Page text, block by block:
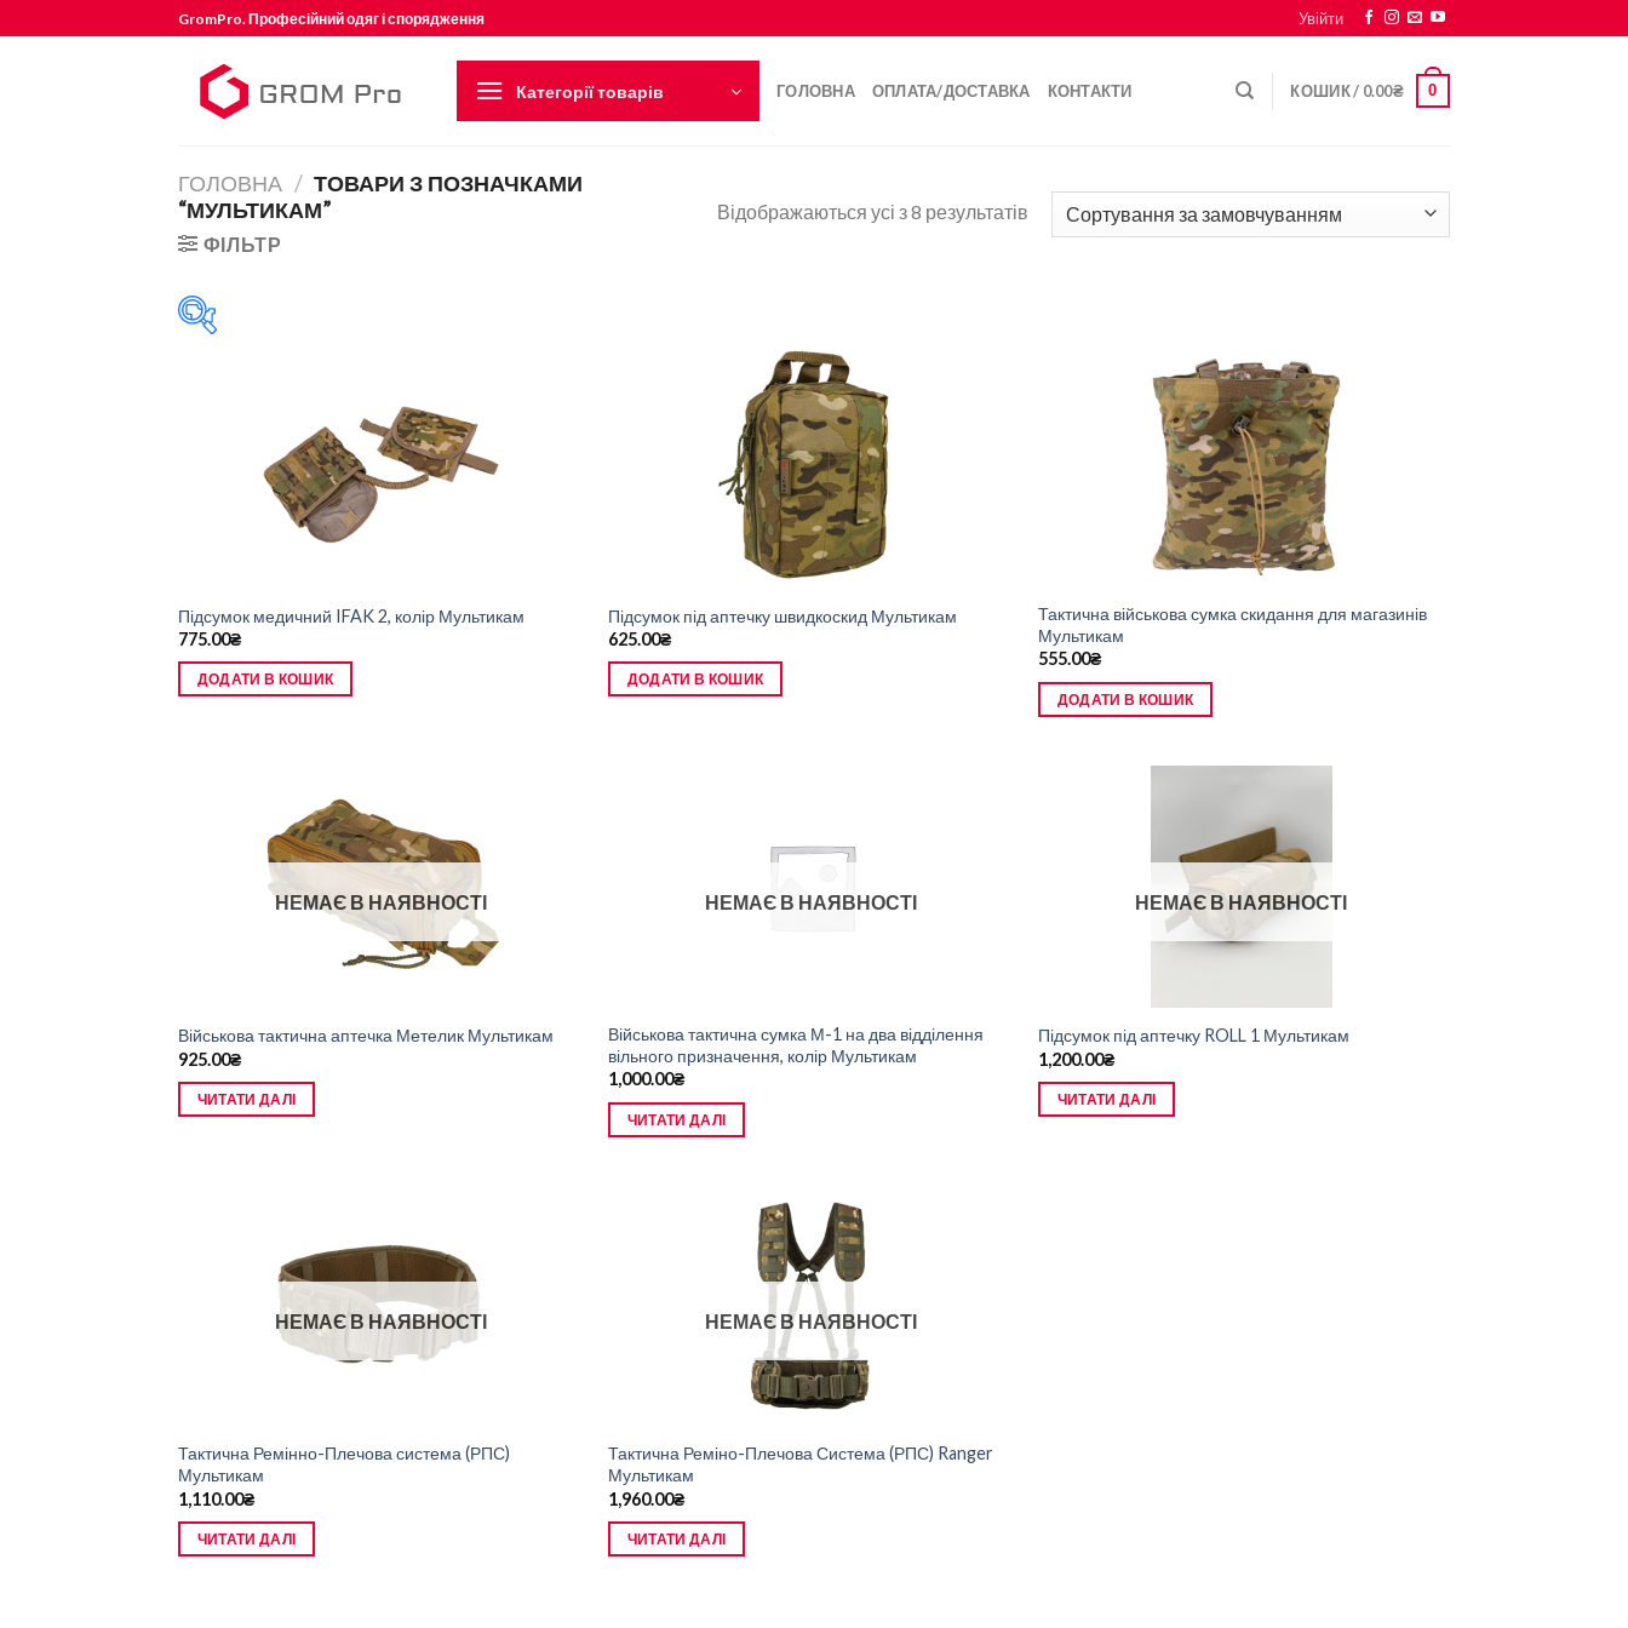
to
GromPro. Професійний одяг і спорядження Увійти
Категорії товарів ГОЛОВНА ОПЛАТА/ДОСТАВКА КОНТАКТИ КОШИК / 0.00₴ 0
ГОЛОВНА / ТОВАРИ З ПОЗНАЧКАМИ
“МУЛЬТИКАМ”
ФІЛЬТР
Відображаються усі з 8 результатів
Категорії товарів
Товар Калібр
Підсумок медичний IFAK 2, колір Мультикам
775.00₴
ДОДАТИ В КОШИК
Підсумок під аптечку швидкоскид Мультикам
625.00₴
ДОДАТИ В КОШИК
Тактична військова сумка скидання для магазинів
Мультикам
555.00₴
ДОДАТИ В КОШИК
НЕМАЄ В НАЯВНОСТІ
Військова тактична аптечка Метелик Мультикам
925.00₴
ЧИТАТИ ДАЛІ
НЕМАЄ В НАЯВНОСТІ
Військова тактична сумка М-1 на два відділення
вільного призначення, колір Мультикам
1,000.00₴
ЧИТАТИ ДАЛІ
НЕМАЄ В НАЯВНОСТІ
Підсумок під аптечку ROLL 1 Мультикам
1,200.00₴
ЧИТАТИ ДАЛІ
НЕМАЄ В НАЯВНОСТІ
Тактична Ремінно-Плечова система (РПС)
Мультикам
1,110.00₴
ЧИТАТИ ДАЛІ
НЕМАЄ В НАЯВНОСТІ
Тактична Реміно-Плечова Система (РПС) Ranger
Мультикам
1,960.00₴
ЧИТАТИ ДАЛІ